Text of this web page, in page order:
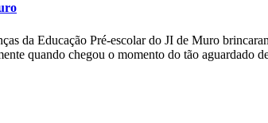
da Educação Pré-escolar do JI de Muro
quando chegou o momento do tão aguardado